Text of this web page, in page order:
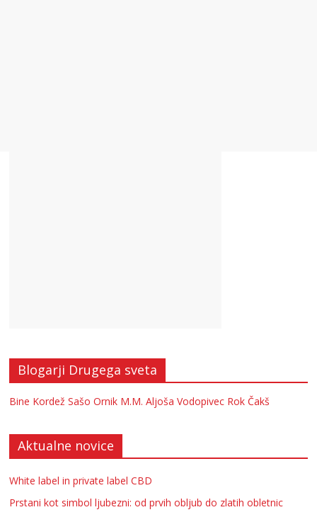
Blogarji Drugega sveta
Bine Kordež Sašo Ornik M.M. Aljoša Vodopivec Rok Čakš
Aktualne novice
White label in private label CBD
Prstani kot simbol ljubezni: od prvih obljub do zlatih obletnic